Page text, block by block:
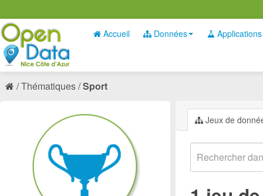
Accueil Données Applications
Thématiques Sport
Jeux de